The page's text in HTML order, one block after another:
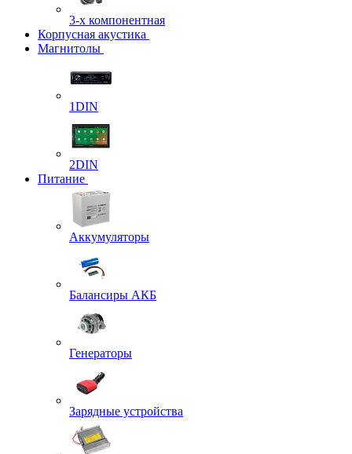
3-х компонентная
Корпусная акустика
Магнитолы
1DIN
2DIN
Питание
Аккумуляторы
Балансиры АКБ
Генераторы
Зарядные устройства